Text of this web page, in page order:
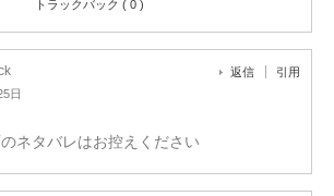
トラックバック ( 0 )
日
返信 引用
ネタバレはお控えください